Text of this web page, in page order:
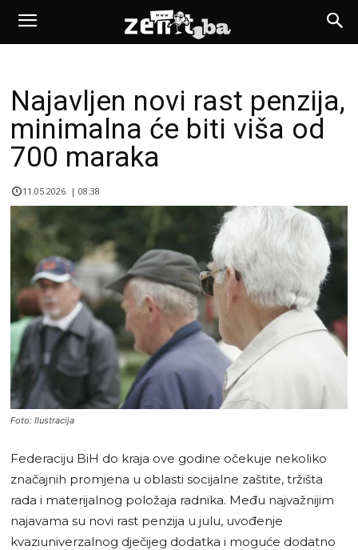
Najavljen novi rast penzija,
minimalna će biti viša od
700 maraka
11.05.2026. | 08:38
Foto: Ilustracija
Federaciju BiH do kraja ove godine očekuje nekoliko
značajnih promjena u oblasti socijalne zaštite, tržišta
rada i materijalnog položaja radnika. Među najvažnijim
najavama su novi rast penzija u julu, uvođenje
kvaziuniverzalnog dječijeg dodatka i moguće dodatno